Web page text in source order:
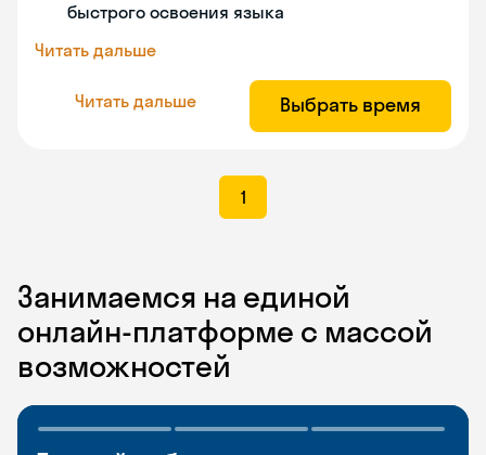
быстрого освоения языка
Читать дальше
Читать дальше Выбрать время
1
Занимаемся на единой
онлайн-платформе с массой
возможностей